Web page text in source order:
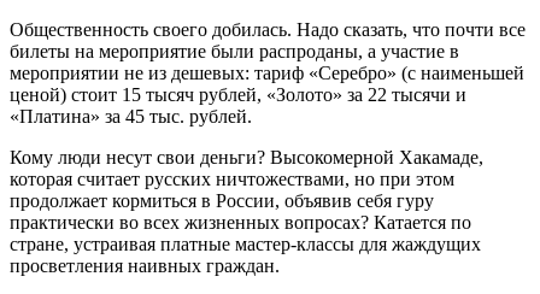
Общественность своего добилась. Надо сказать, что почти все
билеты на мероприятие были распроданы, а участие в
мероприятии не из дешевых: тариф «Серебро» (с наименьшей
ценой) стоит 15 тысяч рублей, «Золото» за 22 тысячи и
«Платина» за 45 тыс. рублей.
Кому люди несут свои деньги? Высокомерной Хакамаде,
которая считает русских ничтожествами, но при этом
продолжает кормиться в России, объявив себя гуру
практически во всех жизненных вопросах? Катается по
стране, устраивая платные мастер-классы для жаждущих
просветления наивных граждан.